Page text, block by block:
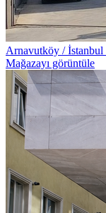
Arnavutköy / İstanbul
Mağazayı görüntüle